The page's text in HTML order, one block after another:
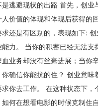
逃避现状的出路 首先，创业
价值的体现和体现后获得的
求还是有区别的，表现如下:
力。 当你的积蓄已经无法支
业务却没有丝毫进展；当你
确信你能抗的住？ 创业意味
你去工作。 在这种状态下，
何在想看电影的时候克制住